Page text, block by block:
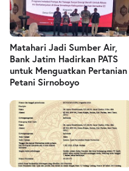
Matahari Jadi Sumber Air,
Bank Jatim Hadirkan PATS
untuk Menguatkan Pertanian
Petani Sirnoboyo